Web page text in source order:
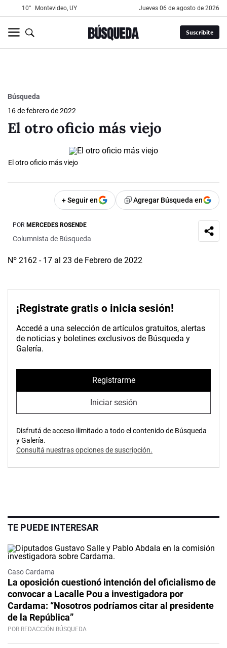
10° Montevideo, UY jueves 06 de agosto de 2026
Suscribite
Búsqueda
16 de febrero de 2022
El otro oficio más viejo
El otro oficio más viejo
+ Seguir en Agregar Búsqueda en
POR MERCEDES ROSENDE
Columnista de Búsqueda
Nº 2162 - 17 al 23 de Febrero de 2022
¡Registrate gratis o inicia sesión!
Accedé a una selección de artículos gratuitos, alertas
de noticias y boletines exclusivos de Búsqueda y
Galería.
Registrarme
Iniciar sesión
Disfrutá de acceso ilimitado a todo el contenido de Búsqueda
y Galería.
Consultá nuestras opciones de suscripción.
TE PUEDE INTERESAR
Caso Cardama
La oposición cuestionó intención del oficialismo de
convocar a Lacalle Pou a investigadora por
Cardama: “Nosotros podríamos citar al presidente
de la República”
POR REDACCIÓN BÚSQUEDA